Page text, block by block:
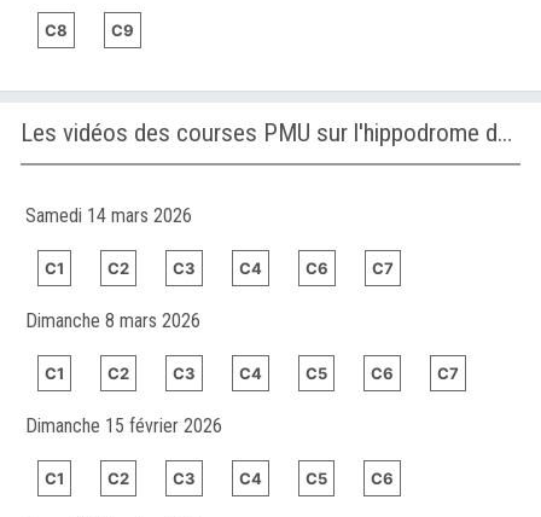
C8 C9
Les vidéos des courses PMU sur l'hippodrome de JEBEL ALI
Samedi 14 mars 2026
C1 C2 C3 C4 C6 C7
Dimanche 8 mars 2026
C1 C2 C3 C4 C5 C6 C7
Dimanche 15 février 2026
C1 C2 C3 C4 C5 C6